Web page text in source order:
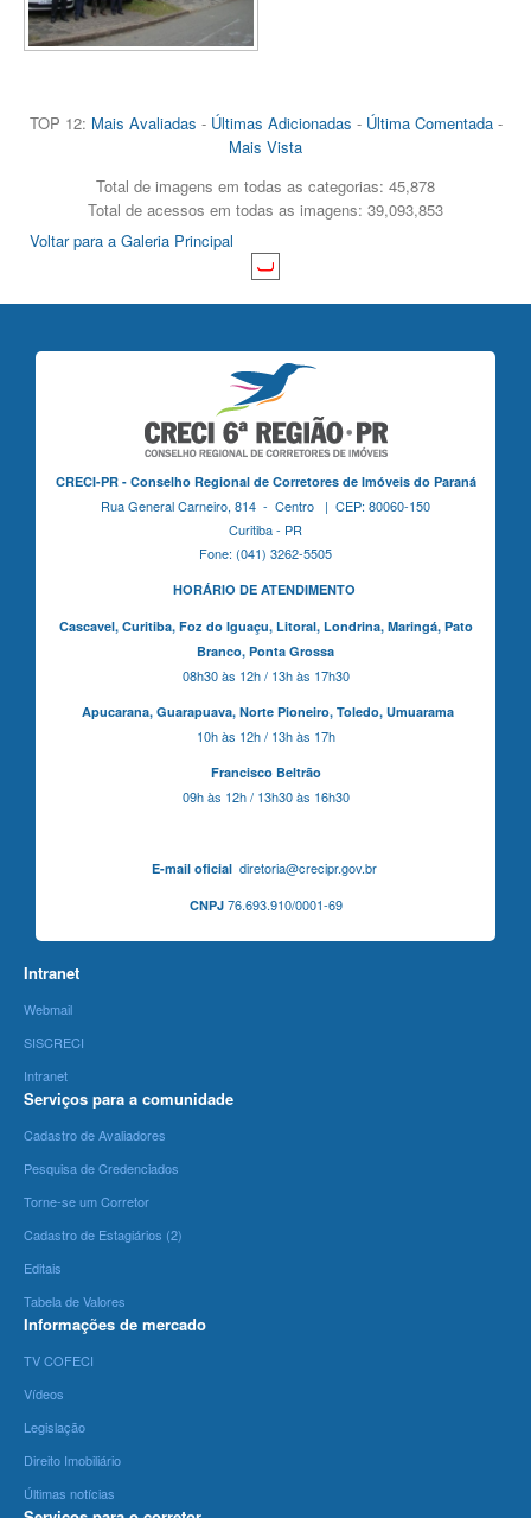
TOP 12: Mais Avaliadas - Últimas Adicionadas - Última Comentada-
Mais Vista
Total de imagens em todas as categorias: 45,878
Total de acessos em todas as imagens: 39,093,853
Voltar para a Galeria Principal
CRECI-PR - Conselho Regional de Corretores de Imóveis do Paraná
Rua General Carneiro, 814 - Centro | CEP: 80060-150
Curitiba - PR
Fone: (041) 3262-5505
HORÁRIO DE ATENDIMENTO
Cascavel, Curitiba,Foz do Iguaçu, Litoral, Londrina, Maringá, Pato
Branco, Ponta Grossa
08h30 às 12h / 13h às 17h30
Apucarana, Guarapuava, Norte Pioneiro, Toledo, Umuarama
10h às 12h / 13h às 17h
Francisco Beltrão
09h às 12h / 13h30 às 16h30
E-mail oficialdiretoria@crecipr.gov.br
CNPJ76.693.910/0001-69
Intranet
Webmail
SISCRECI
Intranet
Serviços para a comunidade
Cadastro de Avaliadores
Pesquisa de Credenciados
Torne-se um Corretor
Cadastro de Estagiários (2)
Editais
Tabela de Valores
Informações de mercado
TV COFECI
Vídeos
Legislação
Direito Imobiliário
Últimas notícias